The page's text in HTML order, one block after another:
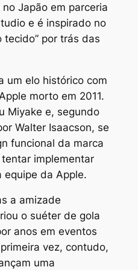
Japão em parceria
e é inspirado no
tecido” por trás das
um elo histórico com
morto em 2011.
Miyake e, segundo
Walter Isaacson, se
funcional da marca
implementar
equipe da Apple.
a amizade
o suéter de gola
anos em eventos
vez, contudo,
uma